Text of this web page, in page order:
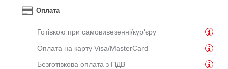
Оплата
Готівкою при самовивезенні/кур'єру
Оплата на карту Visa/MasterCard
Безготівкова оплата з ПДВ